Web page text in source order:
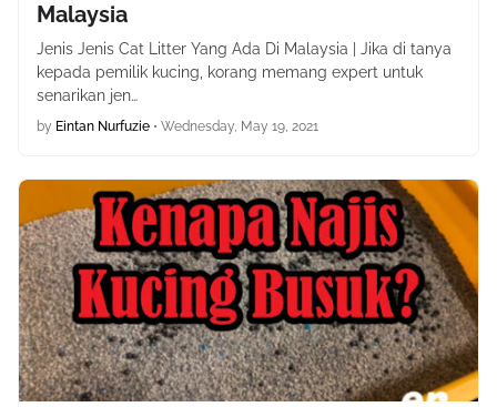
Malaysia
Jenis Jenis Cat Litter Yang Ada Di Malaysia | Jika di tanya
kepada pemilik kucing, korang memang expert untuk
senarikan jen…
by Eintan Nurfuzie • Wednesday, May 19, 2021